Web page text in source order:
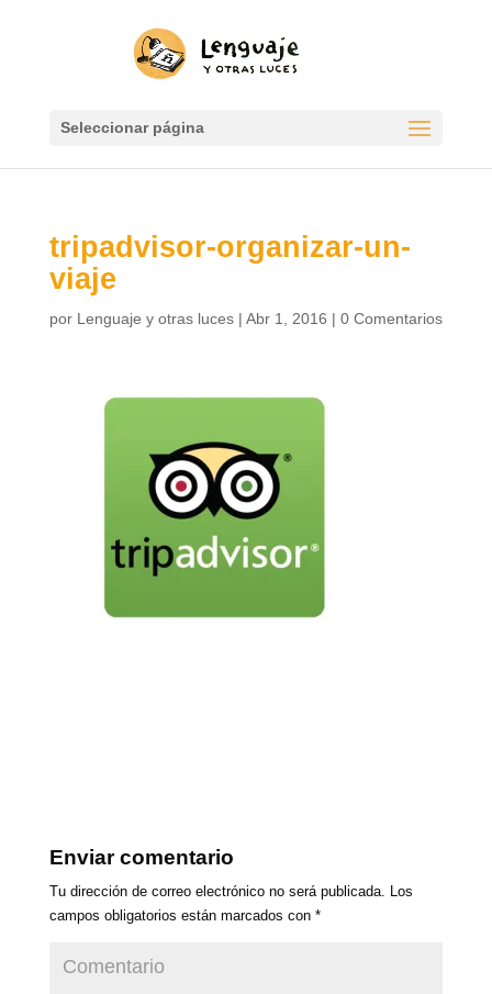
Seleccionar página
tripadvisor-organizar-un-
viaje
por Lenguaje y otras luces| Abr 1, 2016 | 0 Comentarios
Enviar comentario
Tu dirección de correo electrónico no será publicada. Los
campos obligatorios están marcados con *